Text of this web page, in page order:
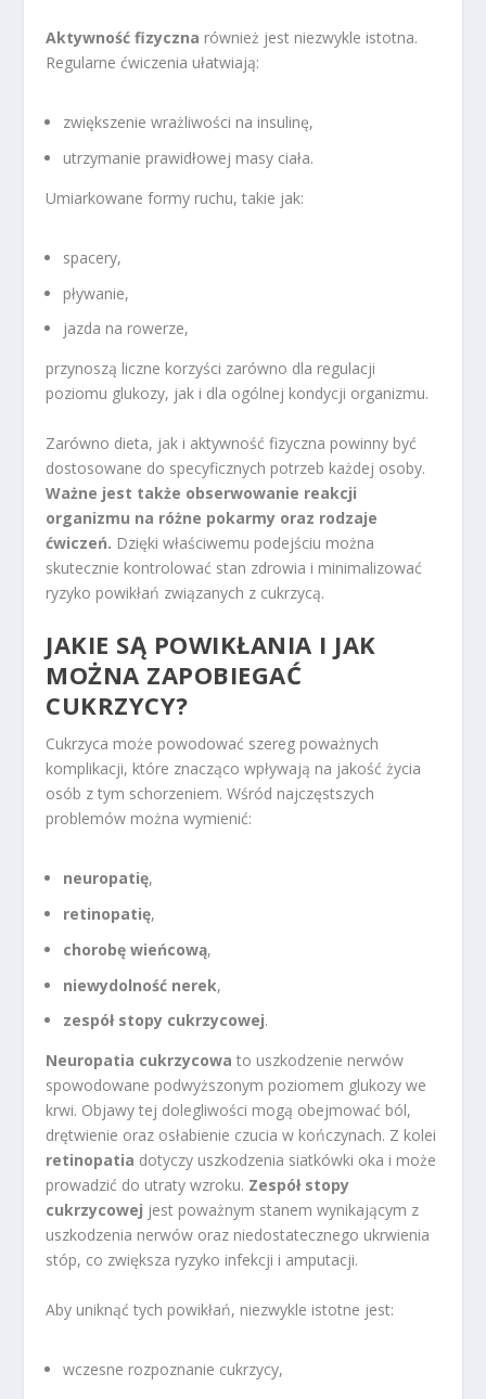
Aktywność fizyczna również jest niezwykle istotna.
Regularne ćwiczenia ułatwiają:
zwiększenie wrażliwości na insulinę,
utrzymanie prawidłowej masy ciała.
Umiarkowane formy ruchu, takie jak:
spacery,
pływanie,
jazda na rowerze,
przynoszą liczne korzyści zarówno dla regulacji
poziomu glukozy, jak i dla ogólnej kondycji organizmu.
Zarówno dieta, jak i aktywność fizyczna powinny być
dostosowane do specyficznych potrzeb każdej osoby.
Ważne jest także obserwowanie reakcji
organizmu na różne pokarmy oraz rodzaje
ćwiczeń. Dzięki właściwemu podejściu można
skutecznie kontrolować stan zdrowia i minimalizować
ryzyko powikłań związanych z cukrzycą.
JAKIE SĄ POWIKŁANIA I JAK
MOŻNA ZAPOBIEGAĆ
CUKRZYCY?
Cukrzyca może powodować szereg poważnych
komplikacji, które znacząco wpływają na jakość życia
osób z tym schorzeniem. Wśród najczęstszych
problemów można wymienić:
neuropatię,
retinopatię,
chorobę wieńcową,
niewydolność nerek,
zespół stopy cukrzycowej.
Neuropatia cukrzycowa to uszkodzenie nerwów
spowodowane podwyższonym poziomem glukozy we
krwi. Objawy tej dolegliwości mogą obejmować ból,
drętwienie oraz osłabienie czucia w kończynach. Z kolei
retinopatia dotyczy uszkodzenia siatkówki oka i może
prowadzić do utraty wzroku. Zespół stopy
cukrzycowej jest poważnym stanem wynikającym z
uszkodzenia nerwów oraz niedostatecznego ukrwienia
stóp, co zwiększa ryzyko infekcji i amputacji.
Aby uniknąć tych powikłań, niezwykle istotne jest:
wczesne rozpoznanie cukrzycy,